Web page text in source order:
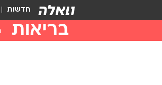
חדשות
בריאות